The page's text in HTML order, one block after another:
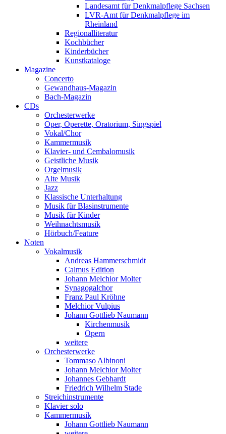
Landesamt für Denkmalpflege Sachsen
LVR-Amt für Denkmalpflege im
Rheinland
Regionalliteratur
Kochbücher
Kinderbücher
Kunstkataloge
Magazine
Concerto
Gewandhaus-Magazin
Bach-Magazin
CDs
Orchesterwerke
Oper, Operette, Oratorium, Singspiel
Vokal/Chor
Kammermusik
Klavier- und Cembalomusik
Geistliche Musik
Orgelmusik
Alte Musik
Jazz
Klassische Unterhaltung
Musik für Blasinstrumente
Musik für Kinder
Weihnachtsmusik
Hörbuch/Feature
Noten
Vokalmusik
Andreas Hammerschmidt
Calmus Edition
Johann Melchior Molter
Synagogalchor
Franz Paul Kröhne
Melchior Vulpius
Johann Gottlieb Naumann
Kirchenmusik
Opern
weitere
Orchesterwerke
Tommaso Albinoni
Johann Melchior Molter
Johannes Gebhardt
Friedrich Wilhelm Stade
Streichinstrumente
Klavier solo
Kammermusik
Johann Gottlieb Naumann